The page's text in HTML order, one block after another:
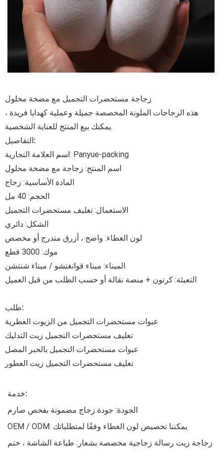
هذه الزجاجات الملونة المخصصة جميلة وعملية كهدايا فريدة ،
يمكنك بيع المنتج للعناية الشخصية.
التفاصيل:
اسم العلامة التجارية: Panyue-packing
المادة الأساسية: زجاج
الحجم: 40 مل
الاستعمال: تغليف مستحضرات التجميل
الشكل: دائري
لون الغطاء: واضح ، أزرق متدرج أو مخصص
موك: 3000 قطع
التعبئة: كرتون + منصة نقالة أو حسب الطلب من قبل العميل
طلب:
عبوات مستحضرات التجميل من الزيوت العطرية
تغليف مستحضرات التجميل زيت التدليك
عبوات مستحضرات التجميل بالحبر المصل
تغليف مستحضرات التجميل زيت العطور
خدمة:
الجودة: جودة زجاج مضمونة بفحص صارم
OEM / ODM: يمكننا تخصيص لون الغطاء وفقًا لمتطلباتك
زجاجة زيت رسالة زجاجية مخصصة بشعار: طباعة الشاشة ، ختم